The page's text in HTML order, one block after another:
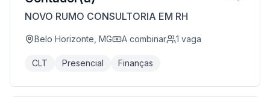
NOVO RUMO CONSULTORIA EM RH
Belo Horizonte, MG A combinar 1 vaga
CLT Presencial Finanças